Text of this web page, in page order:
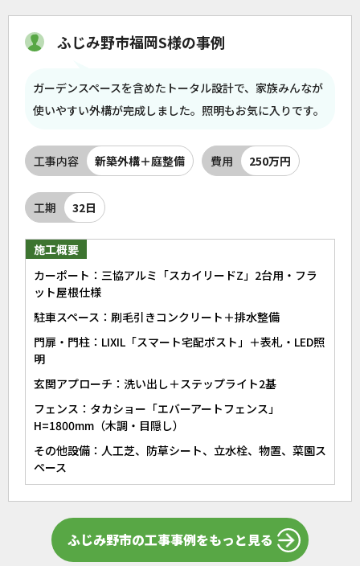
ふじみ野市福岡S様の事例
ガーデンスペースを含めたトータル設計で、家族みんなが
使いやすい外構が完成しました。照明もお気に入りです。
工事内容 新築外構＋庭整備 費用 250万円
工期 32日
施工概要
カーポート：三協アルミ「スカイリードZ」2台用・フラ
ット屋根仕様
駐車スペース：刷毛引きコンクリート＋排水整備
門扉・門柱：LIXIL「スマート宅配ポスト」＋表札・LED照
明
玄関アプローチ：洗い出し＋ステップライト2基
フェンス：タカショー「エバーアートフェンス」
H=1800mm（木調・目隠し）
その他設備：人工芝、防草シート、立水栓、物置、菜園ス
ペース
ふじみ野市の工事事例をもっと見る